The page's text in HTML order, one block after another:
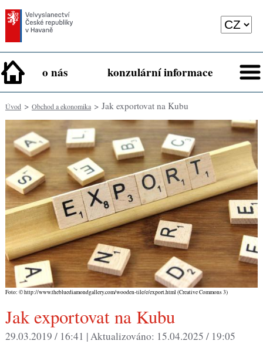
o nás konzulární informace
Úvod> Obchod a ekonomika> Jak exportovat na Kubu
Foto: © http://www.thebluediamondgallery.com/wooden-tile/e/export.html (Creative Commons 3)
Jak exportovat na Kubu
29.03.2019 / 16:41 |Aktualizováno: 15.04.2025 / 19:05